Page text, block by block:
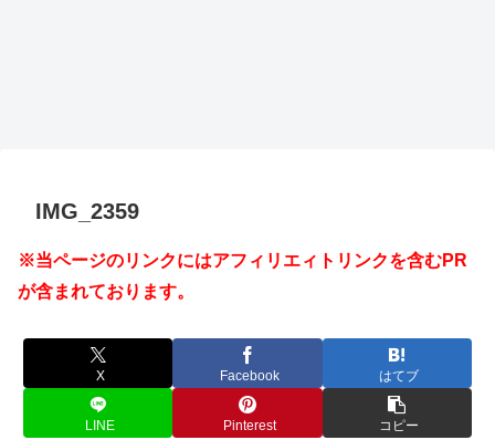
IMG_2359
※当ページのリンクにはアフィリエィトリンクを含むPR
が含まれております。
X Facebook はてブ
LINE Pinterest コピー